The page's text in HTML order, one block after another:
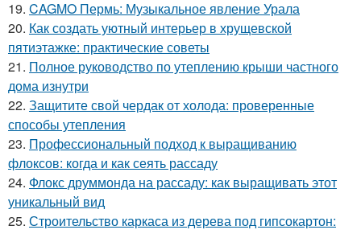
19. CAGMO Пермь: Музыкальное явление Урала
20. Как создать уютный интерьер в хрущевской
пятиэтажке: практические советы
21. Полное руководство по утеплению крыши частного
дома изнутри
22. Защитите свой чердак от холода: проверенные
способы утепления
23. Профессиональный подход к выращиванию
флоксов: когда и как сеять рассаду
24. Флокс друммонда на рассаду: как выращивать этот
уникальный вид
25. Строительство каркаса из дерева под гипсокартон: